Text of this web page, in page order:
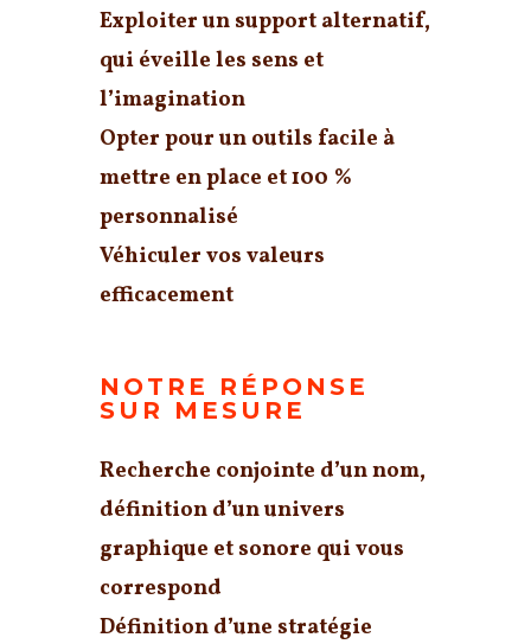
Exploiter un support alternatif,
qui éveille les sens et
l’imagination
Opter pour un outils facile à
mettre en place et100 %
personnalisé
Véhiculer vos valeurs
efficacement
NOTRE RÉPONSE
SUR MESURE
Recherche conjointe d’un nom,
définition d’ununivers
graphique et sonore qui vous
correspond
Définition d’une stratégie